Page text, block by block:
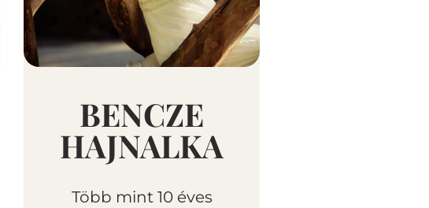
BENCZE
HAJNALKA
Több mint 10 éves